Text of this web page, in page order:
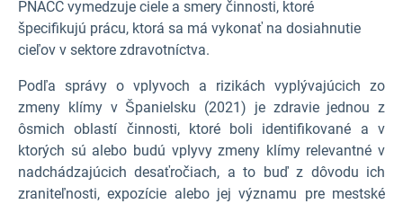
PNACC vymedzuje ciele a smery činnosti, ktoré
špecifikujú prácu, ktorá sa má vykonať na dosiahnutie
cieľov v sektore zdravotníctva.
Podľa správy o vplyvoch a rizikách vyplývajúcich zo
zmeny klímy v Španielsku (2021) je zdravie jednou z
ôsmich oblastí činnosti, ktoré boli identifikované a v
ktorých sú alebo budú vplyvy zmeny klímy relevantné v
nadchádzajúcich desaťročiach, a to buď z dôvodu ich
zraniteľnosti, expozície alebo jej významu pre mestské